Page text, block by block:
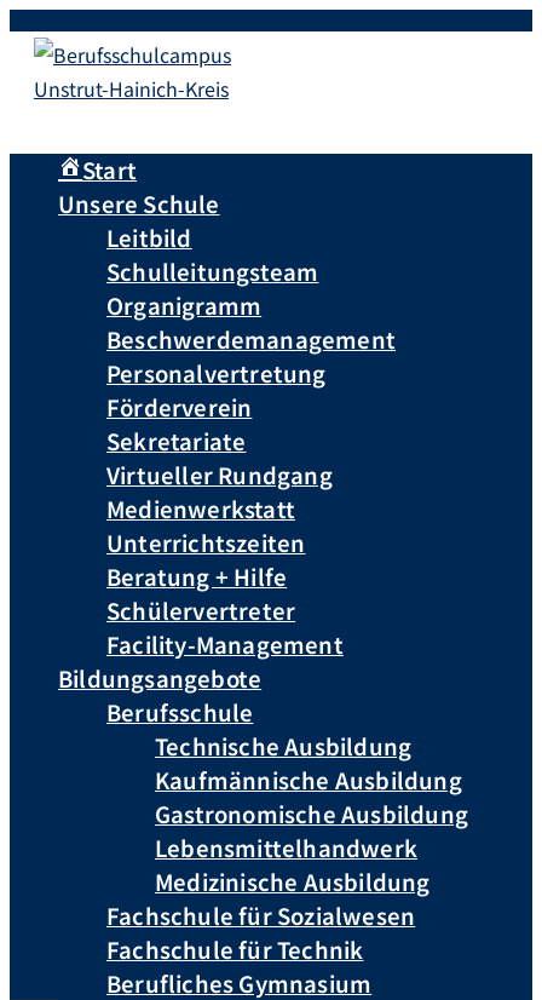
Start
Unsere Schule
Leitbild
Schulleitungsteam
Organigramm
Beschwerdemanagement
Personalvertretung
Förderverein
Sekretariate
Virtueller Rundgang
Medienwerkstatt
Unterrichtszeiten
Beratung + Hilfe
Schülervertreter
Facility-Management
Bildungsangebote
Berufsschule
Technische Ausbildung
Kaufmännische Ausbildung
Gastronomische Ausbildung
Lebensmittelhandwerk
Medizinische Ausbildung
Fachschule für Sozialwesen
Fachschule für Technik
Berufliches Gymnasium